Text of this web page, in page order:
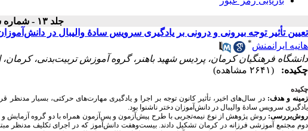
جلد ۱۳ - شماره سال ۱۴۰۲
تعیین تأثیر توجه بیرونی و درونی بر یادگیری سرویس سادهٔ والیبال در
هانیه ایرانمنش*
دانشگاه فرهنگیان کرمان، پردیس شهید باهنر، گروه آموزش تربیت‌بدنی، کرمان،
چکیده:
(۲۶۴۱ مشاهده)
چکیده
زمینه و هدف: در سال‌های اخیر، تأثیر کانون توجه بر اجرا و یادگیری مهارت‌های حرکتی، بسیار مدنظر
یادگیری سرویس سادهٔ والیبال در دانش‌آموزان دختر ناشنوا بود.
روش‌بررسی: روش پژوهش از نوع نیمه‌تجربی با طرح پیش‌آزمون و پس‌آزمون همراه با دو گروه آزمایش
دوم مجتمع آموزشی فرزانه در کرمان تشکیل دادند. بیست‌وهفت دانش‌آموز که در اجرای تکلیف مدنظر مبتدی